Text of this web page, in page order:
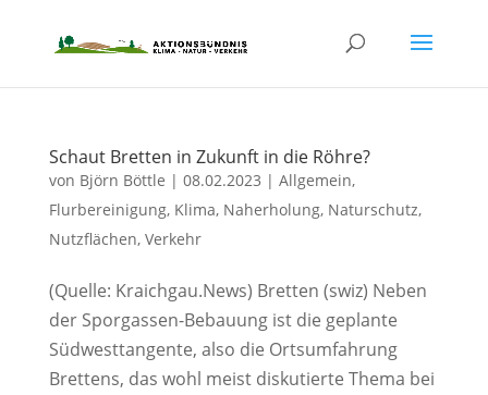
Schaut Bretten in Zukunft in die Röhre?
von Björn Böttle | 08.02.2023 | Allgemein,
Flurbereinigung, Klima, Naherholung, Naturschutz,
Nutzflächen, Verkehr
(Quelle: Kraichgau.News) Bretten (swiz) Neben
der Sporgassen-Bebauung ist die geplante
Südwesttangente, also die Ortsumfahrung
Brettens, das wohl meist diskutierte Thema bei